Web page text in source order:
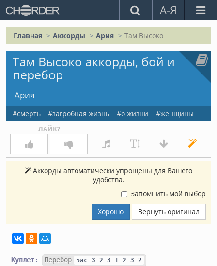
А-Я
Главная Аккорды Ария Там Высоко
Там Высоко аккорды, бой и
перебор
Ария
смерть загробная жизнь о жизни женщины
ЛАЙК?
Аккорды автоматически упрощены для Вашего
удобства.
Запомнить мой выбор
Хорошо
Вернуть оригинал
Куплет: Перебор Бас 3 2 3 1 2 3 2